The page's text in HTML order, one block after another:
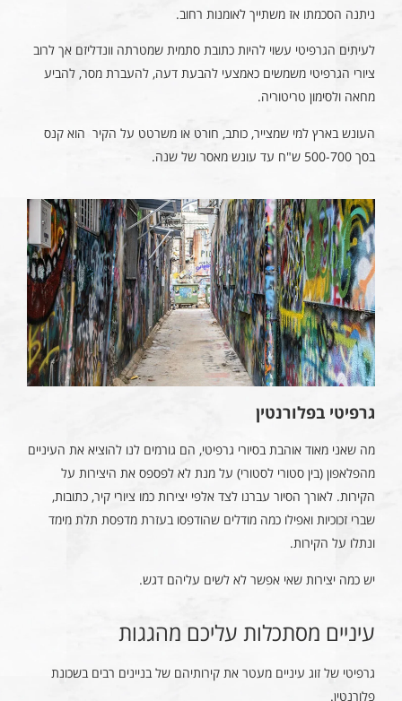
ניתנה הסכמתו אז משתייך לאומנות רחוב.
לעיתים הגרפיטי עשוי להיות כתובת סתמית שמטרתה וונדליזם אך לרוב
ציורי הגרפיטי משמשים כאמצעי להבעת דעה, להעברת מסר, להביע
מחאה ולסימון טריטוריה.
העונש בארץ למי שמצייר, כותב, חורט או משרטט על הקיר הוא קנס
בסך 500-700 ש"ח עד עונש מאסר של שנה.
גרפיטי בפלורנטין
מה שאני מאוד אוהבת בסיורי גרפיטי, הם גורמים לנו להוציא את העיניים
מהפלאפון (בין סטורי לסטורי) על מנת לא לפספס את היצירות על
הקירות. לאורך הסיור עברנו לצד אלפי יצירות כמו ציורי קיר, כתובות,
שברי זכוכיות ואפילו כמה מודלים שהודפסו בעזרת מדפסת תלת מימד
ונתלו על הקירות.
יש כמה יצירות שאי אפשר לא לשים עליהם דגש.
עיניים מסתכלות עליכם מהגגות
גרפיטי של זוג עיניים מעטר את קירותיהם של בניינים רבים בשכונת
פלורנטין.